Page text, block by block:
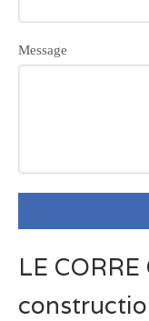
Message
LE